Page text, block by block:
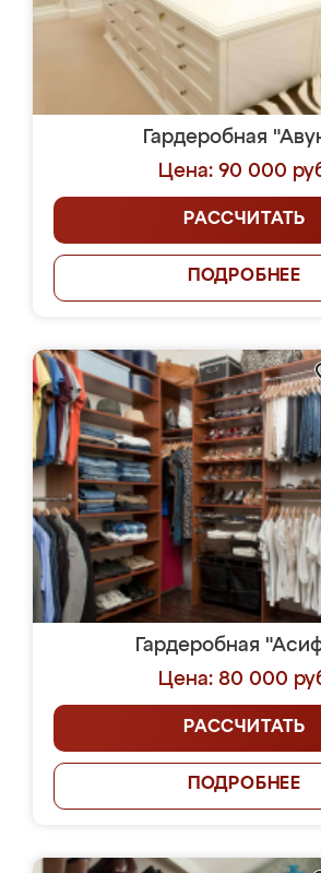
Гардеробная
Цена: 90 000
РАССЧИТАТЬ
ПОДРОБНЕЕ
Гардеробная
Цена: 80 000
РАССЧИТАТЬ
ПОДРОБНЕЕ